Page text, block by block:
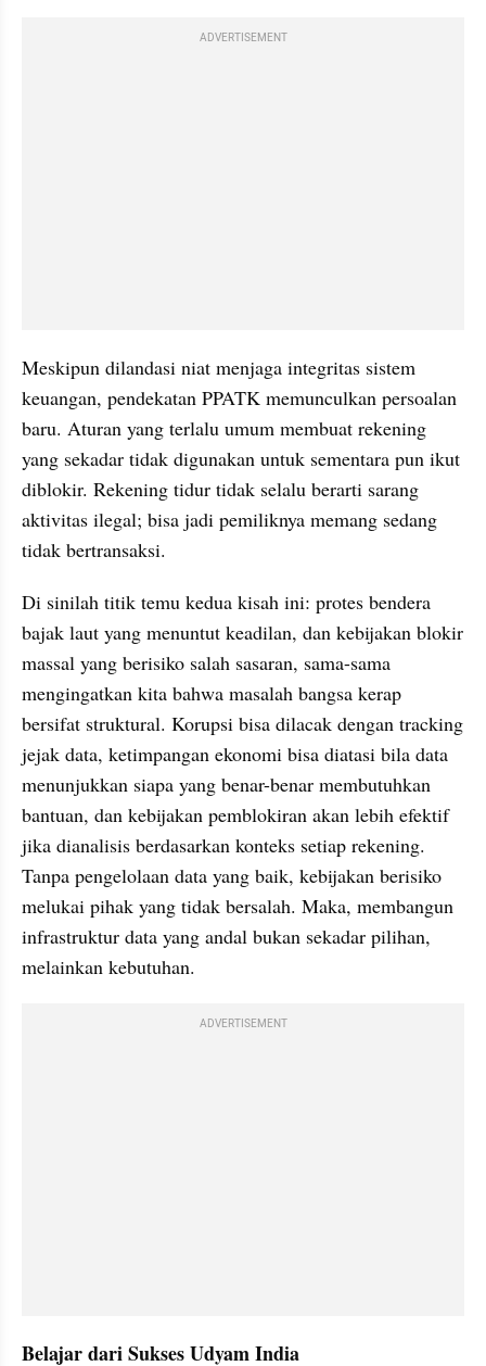
ADVERTISEMENT
Meskipun dilandasi niat menjaga integritas sistem
keuangan, pendekatan PPATK memunculkan persoalan
baru. Aturan yang terlalu umum membuat rekening
yang sekadar tidak digunakan untuk sementara pun ikut
diblokir. Rekening tidur tidak selalu berarti sarang
aktivitas ilegal; bisa jadi pemiliknya memang sedang
tidak bertransaksi.
Di sinilah titik temu kedua kisah ini: protes bendera
bajak laut yang menuntut keadilan, dan kebijakan blokir
massal yang berisiko salah sasaran, sama-sama
mengingatkan kita bahwa masalah bangsa kerap
bersifat struktural. Korupsi bisa dilacak dengan tracking
jejak data, ketimpangan ekonomi bisa diatasi bila data
menunjukkan siapa yang benar-benar membutuhkan
bantuan, dan kebijakan pemblokiran akan lebih efektif
jika dianalisis berdasarkan konteks setiap rekening.
Tanpa pengelolaan data yang baik, kebijakan berisiko
melukai pihak yang tidak bersalah. Maka, membangun
infrastruktur data yang andal bukan sekadar pilihan,
melainkan kebutuhan.
ADVERTISEMENT
Belajar dari Sukses Udyam India